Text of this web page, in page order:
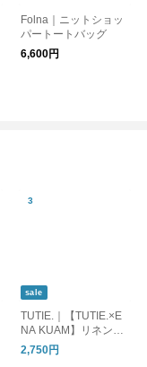
Folna｜ニットショッ
パートートバッグ
6,600円
sale
TUTIE.｜【TUTIE.×E
NA KUAM】リネンコ
マ編みバッグ小
2,750円